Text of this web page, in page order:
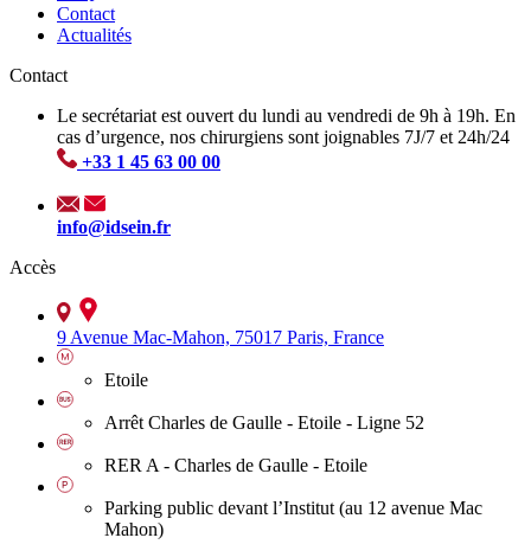
Contact
Actualités
Contact
Le secrétariat est ouvert du lundi au vendredi de 9h à 19h. En
cas d’urgence, nos chirurgiens sont joignables 7J/7 et 24h/24
+33 1 45 63 00 00
info@idsein.fr
Accès
9 Avenue Mac-Mahon, 75017 Paris, France
Etoile
Arrêt Charles de Gaulle - Etoile - Ligne 52
RER A - Charles de Gaulle - Etoile
Parking public devant l’Institut (au 12 avenue Mac
Mahon)